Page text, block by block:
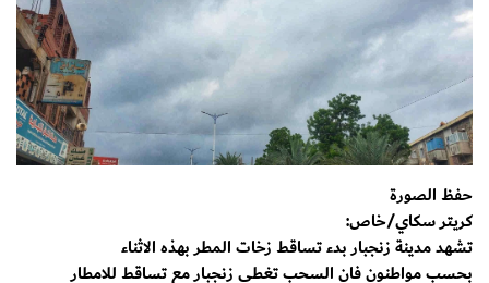
حفظ الصورة
كريتر سكاي/خاص:
تشهد مدينة زنجبار بدء تساقط زخات المطر بهذه الاثناء
بحسب مواطنون فان السحب تغطي زنجبار مع تساقط للامطار